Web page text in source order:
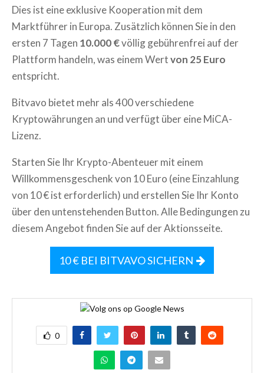
Dies ist eine exklusive Kooperation mit dem
Marktführer in Europa. Zusätzlich können Sie in den
ersten 7 Tagen 10.000 €völlig gebührenfrei auf der
Plattform handeln, was einem Wertvon 25 Euro
entspricht.
Bitvavo bietet mehr als 400 verschiedene
Kryptowährungen an und verfügt über eine MiCA-
Lizenz.
Starten Sie Ihr Krypto-Abenteuer mit einem
Willkommensgeschenk von 10 Euro (eine Einzahlung
von 10 € ist erforderlich) und erstellen Sie Ihr Konto
über den untenstehenden Button. Alle Bedingungen zu
diesem Angebot finden Sie auf der Aktionsseite.
10 € BEI BITVAVO SICHERN
0